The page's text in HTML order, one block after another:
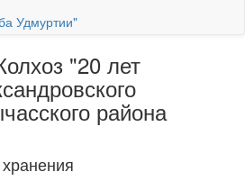
Удмуртии"
"20 лет
района